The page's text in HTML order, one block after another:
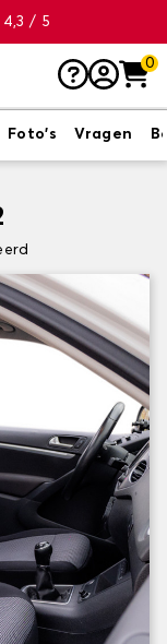
4,3 / 5
0
Foto's Vragen